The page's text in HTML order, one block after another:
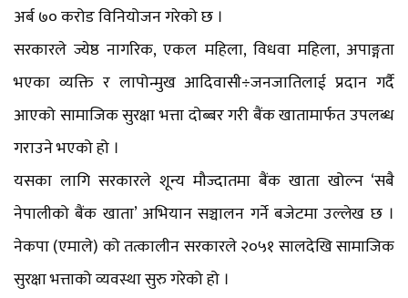
अर्ब ७० करोड विनियोजन गरेको छ ।
सरकारले ज्येष्ठ नागरिक, एकल महिला, विधवा महिला, अपाङ्गता
भएका व्यक्ति र लापोन्मुख आदिवासी÷जनजातिलाई प्रदान गर्दै
आएको सामाजिक सुरक्षा भत्ता दोब्बर गरी बैंक खातामार्फत उपलब्ध
गराउने भएको हो ।
यसका लागि सरकारले शून्य मौज्दातमा बैंक खाता खोल्न ‘सबै
नेपालीको बैंक खाता’ अभियान सञ्चालन गर्ने बजेटमा उल्लेख छ ।
नेकपा (एमाले) को तत्कालीन सरकारले २०५१ सालदेखि सामाजिक
सुरक्षा भत्ताको व्यवस्था सुरु गरेको हो ।